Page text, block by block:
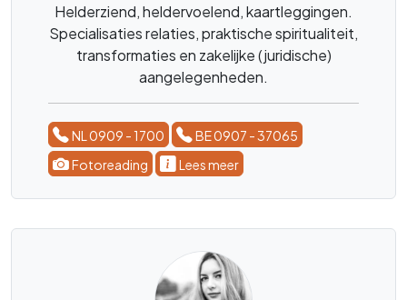
Helderziend, heldervoelend, kaartleggingen.
Specialisaties relaties, praktische spiritualiteit,
transformaties en zakelijke (juridische)
aangelegenheden.
NL 0909 - 1700
BE 0907 - 37065
Fotoreading
Lees meer